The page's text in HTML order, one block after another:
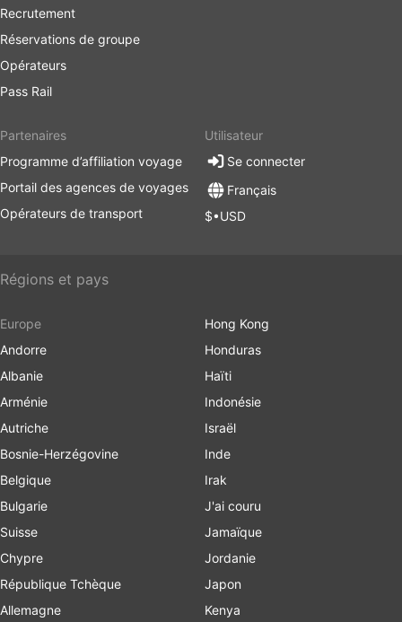
Recrutement
Réservations de groupe
Opérateurs
Pass Rail
Partenaires
Programme d’affiliation voyage
Portail des agences de voyages
Opérateurs de transport
Utilisateur
Se connecter
Français
$•USD
Régions et pays
Europe
Andorre
Albanie
Arménie
Autriche
Bosnie-Herzégovine
Belgique
Bulgarie
Suisse
Chypre
République Tchèque
Allemagne
Hong Kong
Honduras
Haïti
Indonésie
Israël
Inde
Irak
J'ai couru
Jamaïque
Jordanie
Japon
Kenya